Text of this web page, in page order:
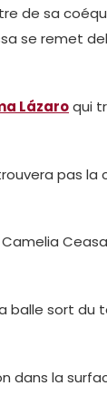
de sa
se remet
Lázaroqui
pas la
balle sort du
dans la